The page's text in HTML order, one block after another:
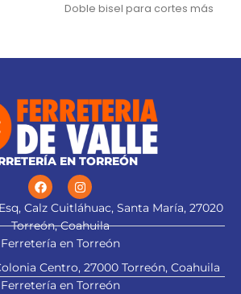
Doble bisel para cortes más
EN TORREÓN
Calz Cuitláhuac, Santa María, 27020
Torreón, Coahuila
Ferretería en Torreón
Centro, 27000 Torreón, Coahuila
Ferretería en Torreón